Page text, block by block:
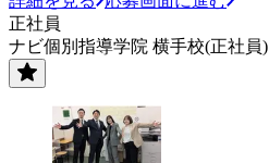
正社員
ナビ個別指導学院 横手校(正社員)